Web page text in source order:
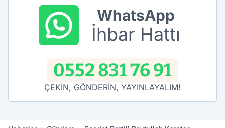
WhatsApp
İhbar Hattı
0552 831 76 91
ÇEKİN, GÖNDERİN, YAYINLAYALIM!